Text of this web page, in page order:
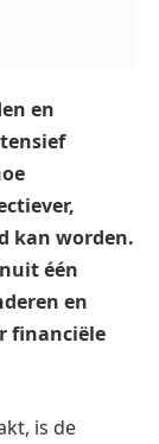
en
kan worden.
één
en
financiële
is de